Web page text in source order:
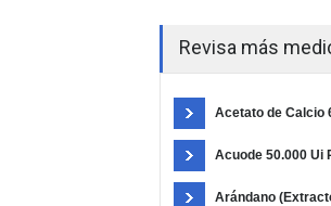
Revisa más
Acetato de Calcio
Acuode 50.000 Ui
Arándano